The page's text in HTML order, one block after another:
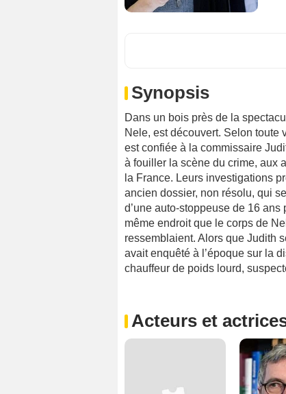
Synopsis
Dans un bois près de la
Nele, est découvert. Selon toute
est confiée à la commissaire
à fouiller la scène du crime, aux
la France. Leurs investigations
ancien dossier, non résolu, qui
d’une auto-stoppeuse de 16
même endroit que le corps de
ressemblaient. Alors que Judith
avait enquêté à l’époque sur la
chauffeur de poids lourd,
Acteurs et